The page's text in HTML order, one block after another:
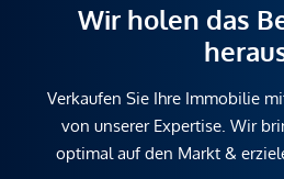
Wir holen das
Verkaufen Sie Ihre Immobilie
von unserer Expertise. Wir
optimal auf den Markt &